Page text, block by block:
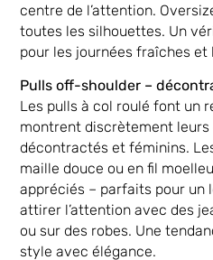
centre de l’attention.
toutes les silhouettes. Un
pour les journées fraîches et
Pulls off-shoulder –
Les pulls à col roulé font un
montrent discrètement
décontractés et féminins.
maille douce ou en fil
appréciés – parfaits pour un
attirer l’attention avec des
ou sur des robes. Une
style avec élégance.